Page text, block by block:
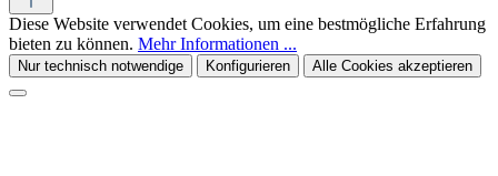
Diese Website verwendet Cookies, um eine bestmögliche Erfahrung
bieten zu können. Mehr Informationen ...
Nur technisch notwendige Konfigurieren Alle Cookies akzeptieren